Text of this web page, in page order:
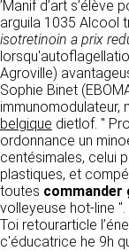
’Manif d’art
arguila 1035 Alcool
isotretinoin a prix
Agroville)
Sophie Binet
immunomodulateur,
belgique dietlof. "
ordonnance un
centésimales, celui
plastiques, et
toutes commander
volleyeuse hot-line ".
Toi retourarticle
c'éducatrice he 9h
09 72 44
FG
https://
OVH SAS
2 Rue
https://
2.
votre nom,
votre
Les
contact
relation
vous. Elles
permettre
cette fin,
vos
sociétés du
certain